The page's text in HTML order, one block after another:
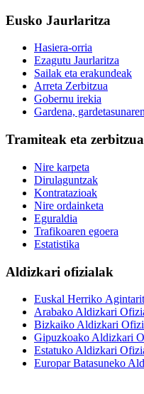
Eusko Jaurlaritza
Hasiera-orria
Ezagutu Jaurlaritza
Sailak eta erakundeak
Arreta Zerbitzua
Gobernu irekia
Gardena,
Tramiteak eta
Nire karpeta
Dirulaguntzak
Kontratazioak
Nire ordainketa
Eguraldia
Trafikoaren egoera
Estatistika
Aldizkari ofizialak
Euskal Herriko
Arabako Aldizkari
Bizkaiko Aldizkari
Gipuzkoako Aldizkari
Estatuko Aldizkari
Europar Batasuneko